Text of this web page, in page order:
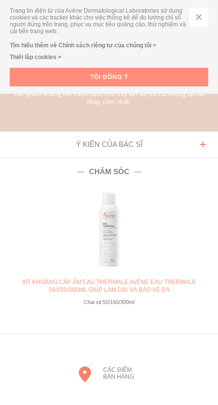
Trang tin điện tử của Avène Dermatological Laboratories sử dụng
cookies và các tracker khác cho việc thống kê để đo lường chỉ số
người dùng trên trang, phục vụ mục tiêu quảng cáo, thử nghiệm và
cải tiến trang web.
Tìm hiểu thêm về Chính sách riêng tư của chúng tôi >
Thiết lập cookies >
TÔI ĐỒNG Ý
DÒNG SẢN PHẨM
EAU THERMALE AVÈNE
Với đặc tính làm dịu và giảm kích ứng, nước khoáng Avène là một
sản phẩm không thể thiếu dành cho mọi làn da, kể cả những làn da
nhạy cảm nhất.
Ý KIẾN CỦA BÁC SĨ
CHĂM SÓC
XỊT KHOÁNG CẤP ẨM EAU THERMALE AVÈNE EAU THERMALE
50/150/300ML GIÚP LÀM DỊU VÀ BẢO VỆ DA
Chai xịt 50/150/300ml
CÁC ĐIỂM
BÁN HÀNG